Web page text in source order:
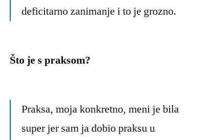
deficitarno zanimanje i to je grozno.
Što je s praksom?
Praksa, moja konkretno, meni je bila
super jer sam ja dobio praksu u